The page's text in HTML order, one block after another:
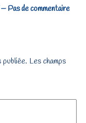
Pas de commentaire
Les champs